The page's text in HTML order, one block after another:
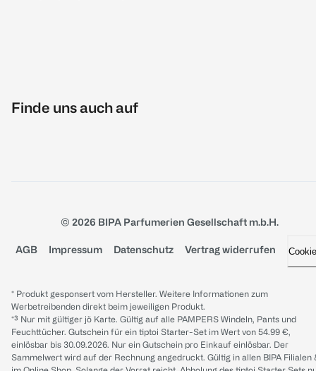
Finde uns auch auf
© 2026 BIPA Parfumerien Gesellschaft m.b.H.
AGB Impressum Datenschutz Vertrag widerrufen
* Produkt gesponsert vom Hersteller. Weitere Informationen zum
Werbetreibenden direkt beim jeweiligen Produkt.
*³ Nur mit gültiger jö Karte. Gültig auf alle PAMPERS Windeln, Pants und
Feuchttücher. Gutschein für ein tiptoi Starter-Set im Wert von 54.99 €,
einlösbar bis 30.09.2026. Nur ein Gutschein pro Einkauf einlösbar. Der
Sammelwert wird auf der Rechnung angedruckt. Gültig in allen BIPA Filialen